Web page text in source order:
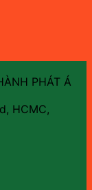
PHÁT Á
HCMC,